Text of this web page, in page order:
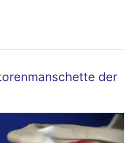
(Ruptur) der
der